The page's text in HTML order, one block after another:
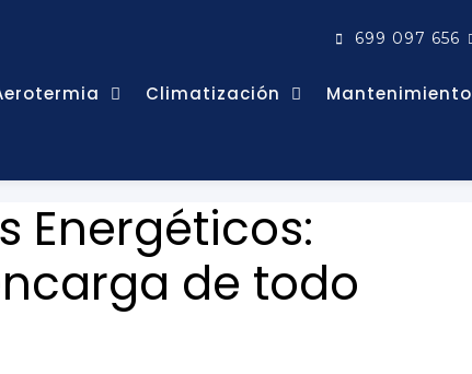
699 097 656
Climatización Mantenimiento
Energéticos:
de todo